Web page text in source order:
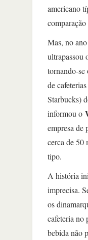
americano
Mas, no
ultrapassou
tornando-
de
Starbucks)
informou o
empresa de
cerca de 50
tipo.
A história
imprecisa.
os
cafeteria no
bebida não